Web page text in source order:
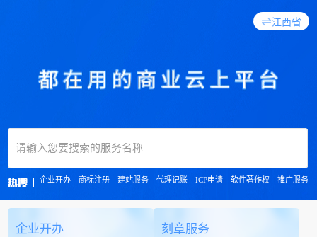
江西省
请输入您要搜索的服务名称
热搜 企业开办 商标注册 建站服务 代理记账 ICP申请 软件著作权 推广服务
企业开办 刻章服务